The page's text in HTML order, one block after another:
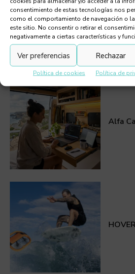
consentimiento de estas tecnologías nos
como el comportamiento de navegación o
este sitio. No consentir o retirar el
negativamente a ciertas características y
Rechazar
Ver preferencias
Política de cookies Política de
Anker
digital
Alfa